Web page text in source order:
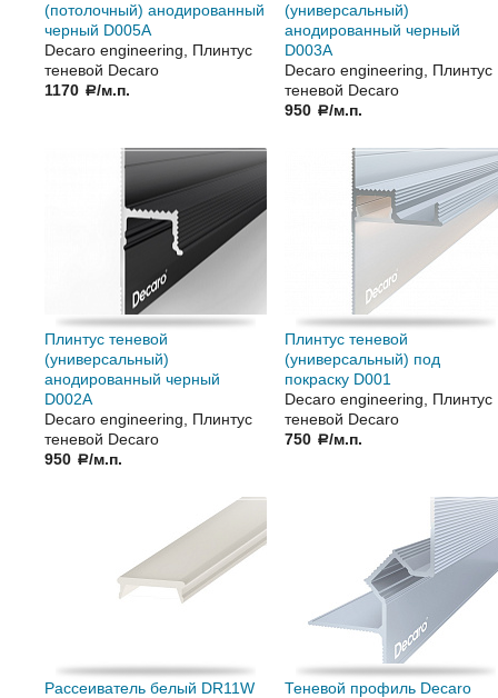
(потолочный) анодированный
черный D005А
Decaro engineering, Плинтус
теневой Decaro
1170 a/м.п.
(универсальный)
анодированный черный
D003А
Decaro engineering, Плинтус
теневой Decaro
950 a/м.п.
Плинтус теневой
(универсальный)
анодированный черный
D002А
Decaro engineering, Плинтус
теневой Decaro
950 a/м.п.
Плинтус теневой
(универсальный) под
покраску D001
Decaro engineering, Плинтус
теневой Decaro
750 a/м.п.
Рассеиватель белый DR11W
Теневой профиль Decaro